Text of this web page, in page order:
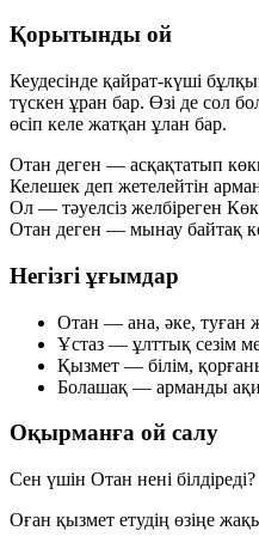
Қорытынды ой
Кеудесінде қайрат-күші
түскен ұран бар. Өзі де сол
өсіп келе жатқан ұлан бар.
Отан деген — асқақтатып
Келешек деп жетелейтін
Ол — тәуелсіз желбіреген
Отан деген — мынау байтақ
Негізгі ұғымдар
Отан — ана, әке, туған
Ұстаз — ұлттық сезім
Қызмет — білім,
Болашақ — арманды
Оқырманға ой салу
Сен үшін Отан нені білдіреді?
Оған қызмет етудің өзіңе